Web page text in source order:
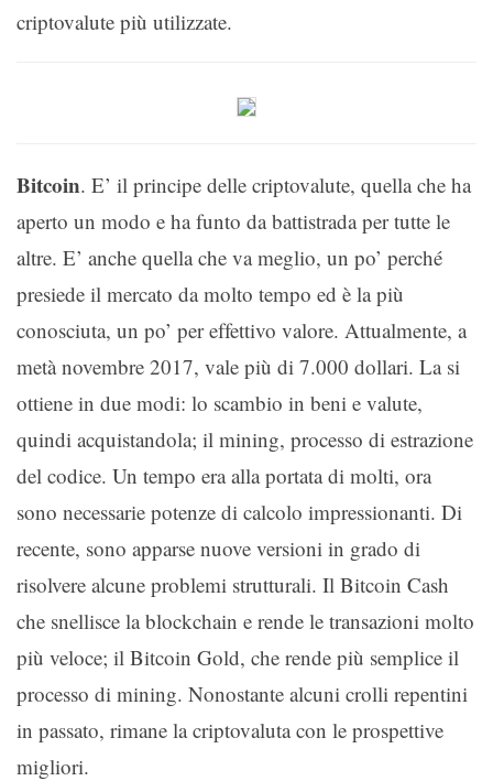
criptovalute più utilizzate.
Bitcoin. E’ il principe delle criptovalute, quella che ha
aperto un modo e ha funto da battistrada per tutte le
altre. E’ anche quella che va meglio, un po’ perché
presiede il mercato da molto tempo ed è la più
conosciuta, un po’ per effettivo valore. Attualmente, a
metà novembre 2017, vale più di 7.000 dollari. La si
ottiene in due modi: lo scambio in beni e valute,
quindi acquistandola; il mining, processo di estrazione
del codice. Un tempo era alla portata di molti, ora
sono necessarie potenze di calcolo impressionanti. Di
recente, sono apparse nuove versioni in grado di
risolvere alcune problemi strutturali. Il Bitcoin Cash
che snellisce la blockchain e rende le transazioni molto
più veloce; il Bitcoin Gold, che rende più semplice il
processo di mining. Nonostante alcuni crolli repentini
in passato, rimane la criptovaluta con le prospettive
migliori.